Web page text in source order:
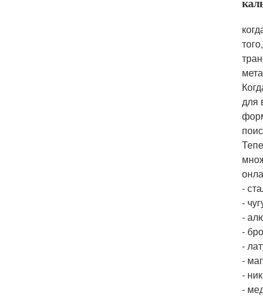
для
-
-
-
-
-
-
-
-